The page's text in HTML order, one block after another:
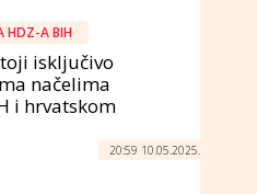
HDZ-A BIH
isključivo
načelima
i hrvatskom
20:59 10.05.2025.